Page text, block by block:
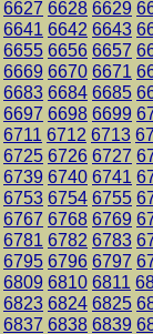
6627 6628 6629
6641 6642 6643
6655 6656 6657
6669 6670 6671
6683 6684 6685
6697 6698 6699
6711 6712 6713
6725 6726 6727
6739 6740 6741
6753 6754 6755
6767 6768 6769
6781 6782 6783
6795 6796 6797
6809 6810 6811
6823 6824 6825
6837 6838 6839